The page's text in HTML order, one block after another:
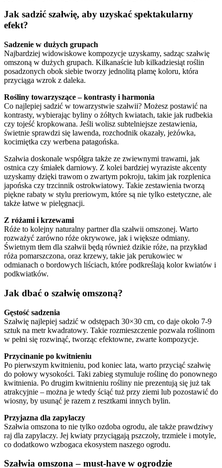
Jak sadzić szałwię, aby uzyskać spektakularny
efekt?
Sadzenie w dużych grupach
Najbardziej widowiskowe kompozycje uzyskamy, sadząc szałwię
omszoną w dużych grupach. Kilkanaście lub kilkadziesiąt roślin
posadzonych obok siebie tworzy jednolitą plamę koloru, która
przyciąga wzrok z daleka.
Rośliny towarzyszące – kontrasty i harmonia
Co najlepiej sadzić w towarzystwie szałwii? Możesz postawić na
kontrasty, wybierając byliny o żółtych kwiatach, takie jak rudbekia
czy tojeść kropkowana. Jeśli wolisz subtelniejsze zestawienia,
świetnie sprawdzi się lawenda, rozchodnik okazały, jeżówka,
kocimiętka czy werbena patagońska.
Szałwia doskonale współgra także ze zwiewnymi trawami, jak
ostnica czy śmiałek darniowy. Z kolei bardziej wyraziste akcenty
uzyskamy dzięki trawom o zwartym pokroju, takim jak rozplenica
japońska czy trzcinnik ostrokwiatowy. Takie zestawienia tworzą
piękne rabaty w stylu preriowym, które są nie tylko estetyczne, ale
także łatwe w pielęgnacji.
Z różami i krzewami
Róże to kolejny naturalny partner dla szałwii omszonej. Warto
rozważyć zarówno róże okrywowe, jak i większe odmiany.
Świetnym tłem dla szałwii będą również dzikie róże, na przykład
róża pomarszczona, oraz krzewy, takie jak perukowiec w
odmianach o bordowych liściach, które podkreślają kolor kwiatów i
podkwiatków.
Jak dbać o szałwię omszoną?
Gęstość sadzenia
Szałwię najlepiej sadzić w odstępach 30×30 cm, co daje około 7-9
sztuk na metr kwadratowy. Takie rozmieszczenie pozwala roślinom
w pełni się rozwinąć, tworząc efektowne, zwarte kompozycje.
Przycinanie po kwitnieniu
Po pierwszym kwitnieniu, pod koniec lata, warto przyciąć szałwię
do połowy wysokości. Taki zabieg stymuluje roślinę do ponownego
kwitnienia. Po drugim kwitnieniu rośliny nie prezentują się już tak
atrakcyjnie – można je wtedy ściąć tuż przy ziemi lub pozostawić do
wiosny, by usunąć je razem z resztkami innych bylin.
Przyjazna dla zapylaczy
Szałwia omszona to nie tylko ozdoba ogrodu, ale także prawdziwy
raj dla zapylaczy. Jej kwiaty przyciągają pszczoły, trzmiele i motyle,
co dodatkowo wzbogaca ekosystem naszego ogrodu.
Szałwia omszona – must-have w ogrodzie